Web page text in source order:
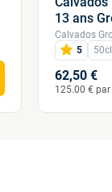
13 ans
Calvados
5
50cl
62,50 €
125.00 €